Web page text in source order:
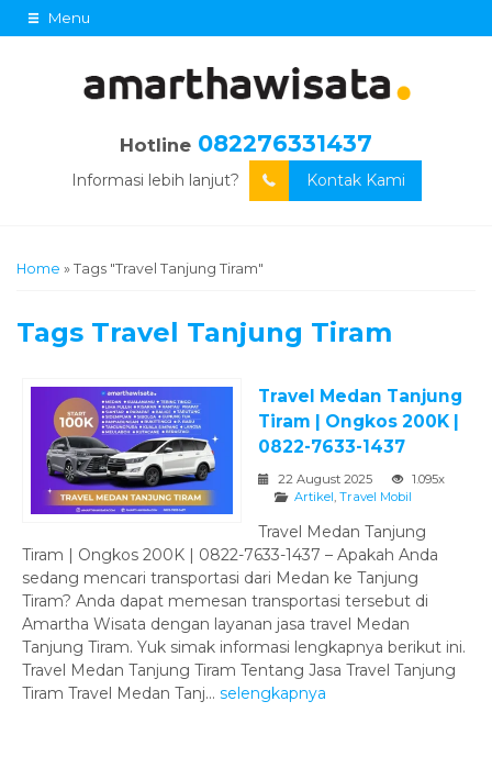
Menu
Hotline 082276331437
Informasi lebih lanjut? Kontak Kami
Home » Tags "Travel Tanjung Tiram"
Tags Travel Tanjung Tiram
Travel Medan Tanjung
Tiram | Ongkos 200K |
0822-7633-1437
22 August 2025
1.095x
Artikel, Travel Mobil
Travel Medan Tanjung
Tiram | Ongkos 200K | 0822-7633-1437 – Apakah Anda
sedang mencari transportasi dari Medan ke Tanjung
Tiram? Anda dapat memesan transportasi tersebut di
Amartha Wisata dengan layanan jasa travel Medan
Tanjung Tiram. Yuk simak informasi lengkapnya berikut ini.
Travel Medan Tanjung Tiram Tentang Jasa Travel Tanjung
Tiram Travel Medan Tanj... selengkapnya